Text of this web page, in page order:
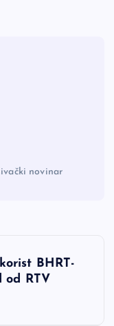
novinar
BHRT-
od RTV